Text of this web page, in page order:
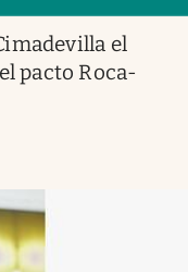
el
pacto Roca-